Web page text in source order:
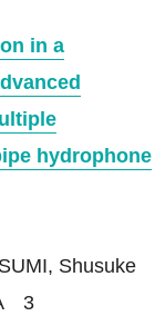
in a
hydrophone
Shusuke
3